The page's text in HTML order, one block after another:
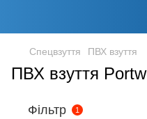
Спецвзуття ПВХ взуття
ПВХ взуття
Фільтр 1